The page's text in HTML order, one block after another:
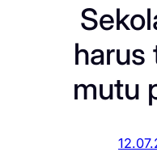
harus
mutu